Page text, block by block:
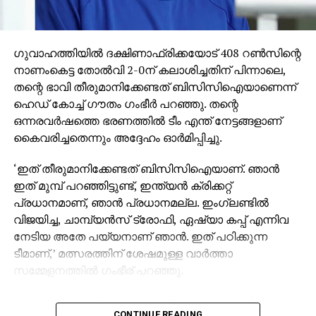
തുടര്‍ച്ച തിരഞ്ഞെടുത്തു.
തിരക്കുകൂട്ടില്ല, ടീം ഒരു പരിവര്‍ത്തന ഘട്ടത്തിലാണ്,”
ബിസിസിഐ ഉദ്യോഗസ്ഥന്‍ പറഞ്ഞു. ‘കോച്ച് ഗൗതം
ഗംഭീറിനെ സംബന്ധിച്ചിടത്തോളം, ലോകകപ്പ്
അടുത്തിരിക്കുന്നതിനാലും 2027 ലോകകപ്പ് വരെ
അദ്ദേഹത്തിന്റെ കരാര്‍ ഉള്ളതിനാലും ഞങ്ങള്‍
അവനെക്കുറിച്ച് ഒരു തീരുമാനവും എടുക്കില്ല. മുന്നോട്ട്
ബിസിസിഐ സംസാരിക്കും, പക്ഷേ മുട്ടുമടക്കുന്ന
നടപടി ഉണ്ടാകില്ല.’
ഗുവാഹത്തി തോല്‍വിക്ക് ശേഷം മാധ്യമങ്ങള്‍ക്ക്
മുന്നില്‍ എത്തിയ ഗംഭീര്‍, ടീമിനെ സംരക്ഷിച്ചു, പക്ഷേ
ആവര്‍ത്തിച്ചുള്ള ബാറ്റിംഗ് തകര്‍ച്ചകള്‍ അംഗീകരിച്ചു-
പ്രധാന വഴിത്തിരിവായി. ‘ആ ഡ്രസ്സിംഗ് റൂമിലുള്ള
ഗുവാഹത്തിയില്‍ ദക്ഷിണാഫ്രിക്കയോട് 408 റണ്‍സിന്റെ
നാണംകെട്ട തോല്‍വി 2-0ന് കലാശിച്ചതിന് പിന്നാലെ,
തന്റെ ഭാവി തീരുമാനിക്കേണ്ടത് ബിസിസിഐയാണെന്ന്
ഹെഡ് കോച്ച് ഗൗതം ഗംഭീര്‍ പറഞ്ഞു. തന്റെ
ഒന്നരവര്‍ഷത്തെ ഭരണത്തില്‍ ടീം എന്ത് നേട്ടങ്ങളാണ്
കൈവരിച്ചതെന്നും അദ്ദേഹം ഓര്‍മിപ്പിച്ചു.
‘ഇത് തീരുമാനിക്കേണ്ടത് ബിസിസിഐയാണ്. ഞാന്‍
ഇത് മുമ്പ് പറഞ്ഞിട്ടുണ്ട്, ഇന്ത്യന്‍ ക്രിക്കറ്റ്
പ്രധാനമാണ്, ഞാന്‍ പ്രധാനമല്ല. ഇംഗ്ലണ്ടില്‍
വിജയിച്ച, ചാമ്പ്യന്‍സ് ട്രോഫി, ഏഷ്യാ കപ്പ് എന്നിവ
നേടിയ അതേ പയ്യനാണ് ഞാന്‍. ഇത് പഠിക്കുന്ന
ടീമാണ്,’ മത്സരത്തിന് ശേഷമുള്ള വാര്‍ത്താ
സമ്മേളനത്തില്‍ ഗംഭീര് പറഞ്ഞു.
കൂടാതെ, തന്നില്‍ നിന്ന് ആരംഭിച്ച പ്രകടനത്തിന്